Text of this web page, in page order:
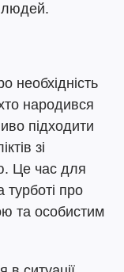
людей.
необхідність
народився
підходити
зі
Це час для
турботі про
та особистим